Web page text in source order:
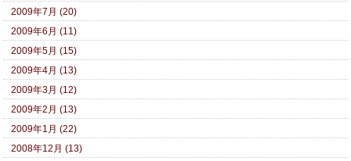
2009年7月 (20)
2009年6月 (11)
2009年5月 (15)
2009年4月 (13)
2009年3月 (12)
2009年2月 (13)
2009年1月 (22)
2008年12月 (13)